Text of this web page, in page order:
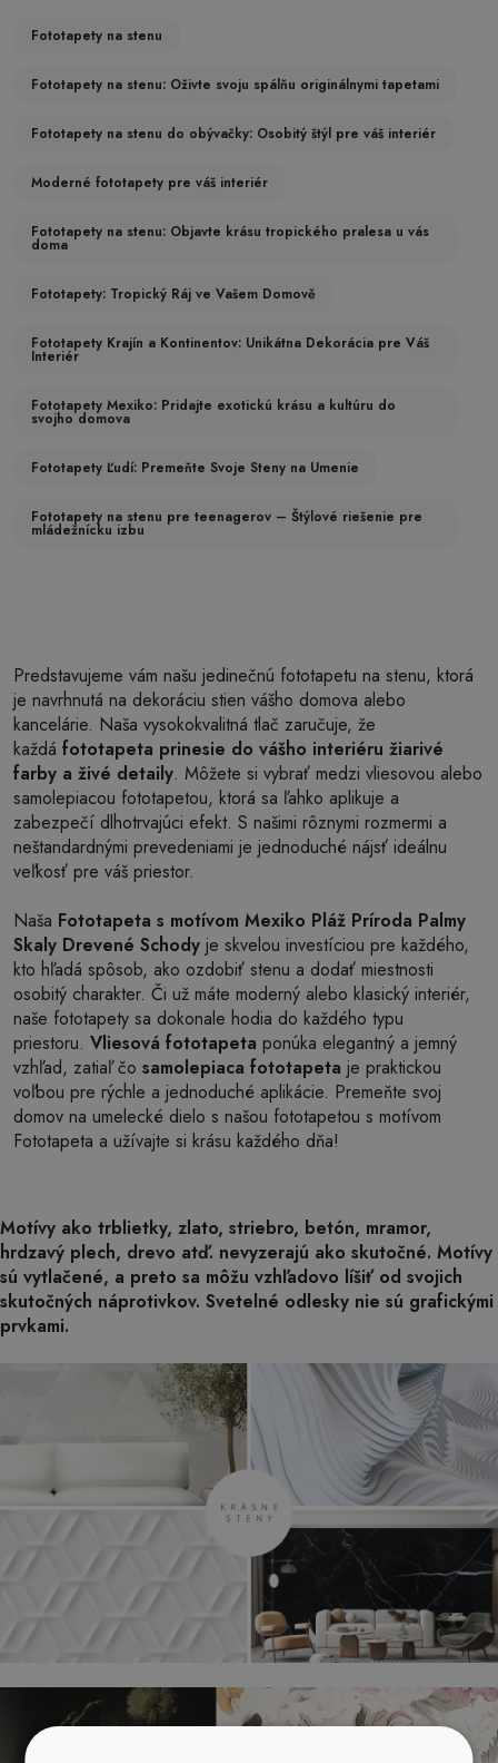
Fototapety na stenu
Fototapety na stenu: Oživte svoju spálňu originálnymi tapetami
Fototapety na stenu do obývačky: Osobitý štýl pre váš interiér
Moderné fototapety pre váš interiér
Fototapety na stenu: Objavte krásu tropického pralesa u vás
doma
Fototapety: Tropický Ráj ve Vašem Domově
Fototapety Krajín a Kontinentov: Unikátna Dekorácia pre Váš
Interiér
Fototapety Mexiko: Pridajte exotickú krásu a kultúru do
svojho domova
Fototapety Ľudí: Premeňte Svoje Steny na Umenie
Fototapety na stenu pre teenagerov – Štýlové riešenie pre
mládežnícku izbu
Predstavujeme vám našu jedinečnú fototapetu na stenu, ktorá
je navrhnutá na dekoráciu stien vášho domova alebo
kancelárie. Naša vysokokvalitná tlač zaručuje, že
každá fototapeta prinesie do vášho interiéru žiarivé
farby a živé detaily. Môžete si vybrať medzi vliesovou alebo
samolepiacou fototapetou, ktorá sa ľahko aplikuje a
zabezpečí dlhotrvajúci efekt. S našimi rôznymi rozmermi a
neštandardnými prevedeniami je jednoduché nájsť ideálnu
veľkosť pre váš priestor.
Naša Fototapeta s motívom Mexiko Pláž Príroda Palmy
Skaly Drevené Schody je skvelou investíciou pre každého,
kto hľadá spôsob, ako ozdobiť stenu a dodať miestnosti
osobitý charakter. Či už máte moderný alebo klasický interiér,
naše fototapety sa dokonale hodia do každého typu
priestoru. Vliesová fototapeta ponúka elegantný a jemný
vzhľad, zatiaľ čo samolepiaca fototapeta je praktickou
voľbou pre rýchle a jednoduché aplikácie. Premeňte svoj
domov na umelecké dielo s našou fototapetou s motívom
Fototapeta a užívajte si krásu každého dňa!
Motívy ako trblietky, zlato, striebro, betón, mramor,
hrdzavý plech, drevo atď. nevyzerajú ako skutočné. Motívy
sú vytlačené, a preto sa môžu vzhľadovo líšiť od svojich
skutočných náprotivkov. Svetelné odlesky nie sú grafickými
prvkami.